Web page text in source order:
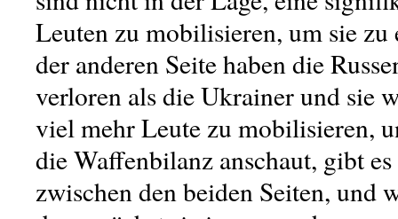
Leuten zu mobilisieren, um sie zu
der anderen Seite haben die
verloren als die Ukrainer und sie
viel mehr Leute zu mobilisieren,
die Waffenbilanz anschaut, gibt
zwischen den beiden Seiten, und